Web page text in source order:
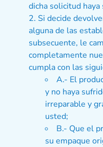
dicha solicitud haya
Si decide
alguna de las
subsecuente, le
completamente
cumpla con las
A.- El
y no haya
irreparable y
usted;
B.- Que el
su empaque